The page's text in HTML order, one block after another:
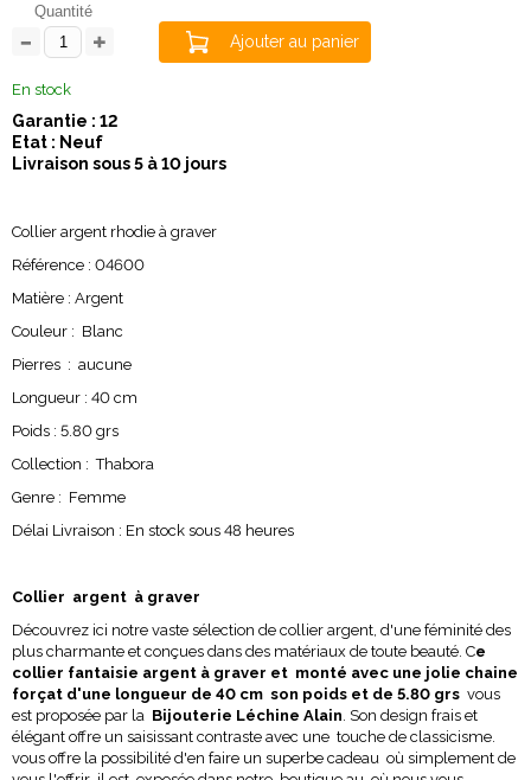
Quantité
Ajouter au panier
En stock
Garantie : 12
Etat : Neuf
Livraison sous 5 à 10 jours
Collier argent rhodie à graver
Référence : 04600
Matière : Argent
Couleur : Blanc
Pierres : aucune
Longueur : 40 cm
Poids : 5.80 grs
Collection : Thabora
Genre : Femme
Délai Livraison : En stock sous 48 heures
Collier argent à graver
Découvrez ici notre vaste sélection de collier argent, d'une féminité des
plus charmante et conçues dans des matériaux de toute beauté. Ce
collier fantaisie argent à graver et monté avec une jolie chaine
forçat d'une longueur de 40 cm son poids et de 5.80 grs vous
est proposée par la Bijouterie Léchine Alain . Son design frais et
élégant offre un saisissant contraste avec une touche de classicisme.
vous offre la possibilité d'en faire un superbe cadeau où simplement de